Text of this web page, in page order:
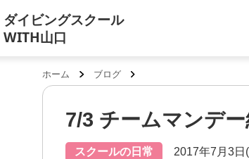
ダイビングスクール
WITH山口
ホーム ブログ
7/3 チームマンデ
スクールの日常 2017年7月3日